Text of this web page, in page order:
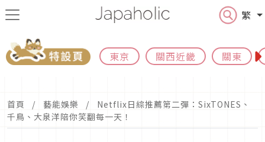
繁
東京 關西近畿 關東
首頁 藝能娛樂
Netflix日綜推薦第二彈：SixTONES、
千鳥、大泉洋陪你笑翻每一天！